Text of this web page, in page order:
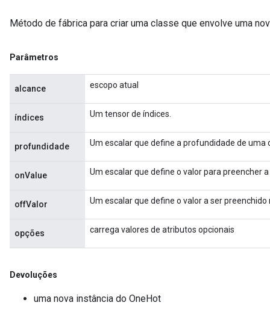
Método de fábrica para criar uma classe que envolve uma
Parâmetros
alcance escopo atual
índices Um tensor de índices.
profundidade Um escalar que define a profundidade de uma
onValue Um escalar que define o valor para preencher
offValor Um escalar que define o valor a ser preenchido
opções carrega valores de atributos opcionais
Devoluções
uma nova instância do OneHot